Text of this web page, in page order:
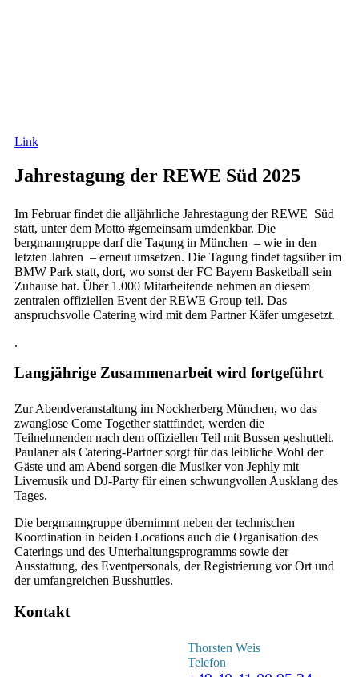
Link
Jahrestagung der REWE Süd 2025
Im Februar findet die alljährliche Jahrestagung der REWE Süd
statt, unter dem Motto #gemeinsam umdenkbar. Die
bergmanngruppe darf die Tagung in München – wie in den
letzten Jahren – erneut umsetzen. Die Tagung findet tagsüber im
BMW Park statt, dort, wo sonst der FC Bayern Basketball sein
Zuhause hat. Über 1.000 Mitarbeitende nehmen an diesem
zentralen offiziellen Event der REWE Group teil. Das
anspruchsvolle Catering wird mit dem Partner Käfer umgesetzt.
.
Langjährige Zusammenarbeit wird fortgeführt
Zur Abendveranstaltung im Nockherberg München, wo das
zwanglose Come Together stattfindet, werden die
Teilnehmenden nach dem offiziellen Teil mit Bussen geshuttelt.
Paulaner als Catering-Partner sorgt für das leibliche Wohl der
Gäste und am Abend sorgen die Musiker von Jephly mit
Livemusik und DJ-Party für einen schwungvollen Ausklang des
Tages.
Die bergmanngruppe übernimmt neben der technischen
Koordination in beiden Locations auch die Organisation des
Caterings und des Unterhaltungsprogramms sowie der
Ausstattung, des Eventpersonals, der Registrierung vor Ort und
der umfangreichen Busshuttles.
Kontakt
Thorsten Weis
Telefon